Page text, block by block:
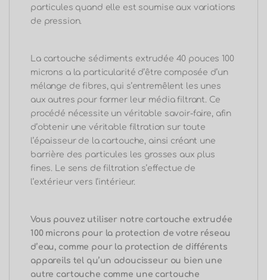
particules quand elle est soumise aux variations
de pression.
La cartouche sédiments extrudée 40 pouces 100
microns a la particularité d’être composée d’un
mélange de fibres, qui s’entremêlent les unes
aux autres pour former leur média filtrant. Ce
procédé nécessite un véritable savoir-faire, afin
d’obtenir une véritable filtration sur toute
l’épaisseur de la cartouche, ainsi créant une
barrière des particules les grosses aux plus
fines. Le sens de filtration s’effectue de
l’extérieur vers l’intérieur.
Vous pouvez utiliser notre cartouche extrudée
100 microns pour la protection de votre réseau
d’eau, comme pour la protection de différents
appareils tel qu’un adoucisseur ou bien une
autre cartouche comme une cartouche